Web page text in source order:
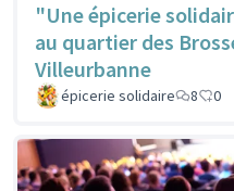
"Une épicerie
au quartier des
Villeurbanne
épicerie solidaire 8 0